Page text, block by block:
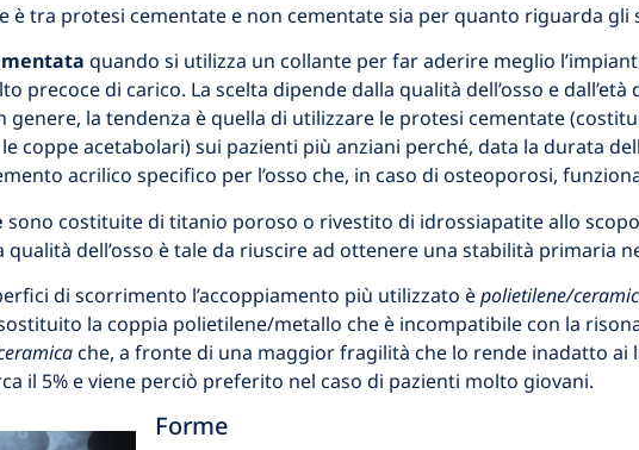
è tra protesi cementate e non cementate sia per quanto riguarda
quando si utilizza un collante per far aderire meglio
precoce di carico. La scelta dipende dalla qualità dell’osso e
genere, la tendenza è quella di utilizzare le protesi cementate
coppe acetabolari) sui pazienti più anziani perché, data la durata
acrilico specifico per l’osso che, in caso di osteoporosi,
sono costituite di titanio poroso o rivestito di idrossiapatite allo
dell’osso è tale da riuscire ad ottenere una stabilità primaria
di scorrimento l’accoppiamento più utilizzato èpolietilene/
la coppia polietilene/metallo che è incompatibile con la
che, a fronte di una maggior fragilità che lo rende inadatto
il 5% e viene perciò preferito nel caso di pazienti molto giovani.
Forme